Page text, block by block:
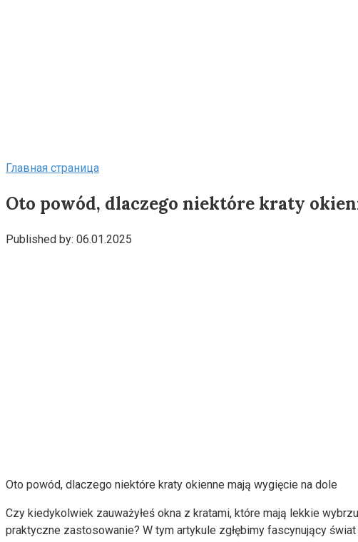
Главная страница
Oto powód, dlaczego niektóre kraty
Published by: 06.01.2025
Oto powód, dlaczego niektóre kraty okienne mają wygięcie na dole
Czy kiedykolwiek zauważyłeś okna z kratami, które mają lekkie
praktyczne zastosowanie? W tym artykule zgłębimy fascynujący